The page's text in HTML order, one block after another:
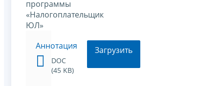
программы
«Налогоплательщик
ЮЛ»
Аннотация
DOC
(45 KB)
Загрузить